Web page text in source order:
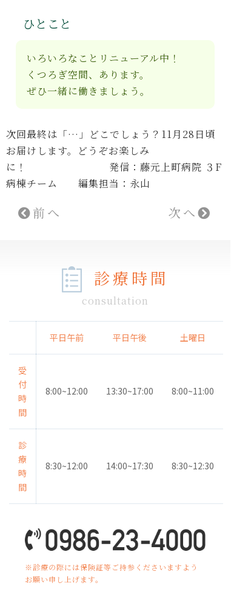
ひとこと
いろいろなことリニューアル中！
くつろぎ空間、あります。
ぜひ一緒に働きましょう。
次回最終は「…」どこでしょう？11月28日頃
お届けします。どうぞお楽しみ
に！ 発信：藤元上町病院 ３F
病棟チーム 編集担当：永山
前へ 次へ
診療時間
consultation
平日午前 平日午後 土曜日
受
付
時
間
8:00~12:00 13:30~17:00 8:00~11:00
診
療
時
間
8:30~12:00 14:00~17:30 8:30~12:30
※診療の際には保険証等ご持参くださいますよう
お願い申し上げます。